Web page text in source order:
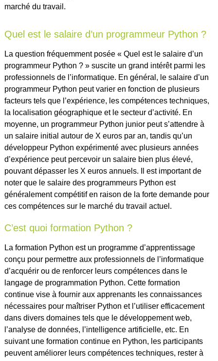
marché du travail.
Quel est le salaire d’un programmeur Python ?
La question fréquemment posée « Quel est le salaire d’un
programmeur Python ? » suscite un grand intérêt parmi les
professionnels de l’informatique. En général, le salaire d’un
programmeur Python peut varier en fonction de plusieurs
facteurs tels que l’expérience, les compétences techniques,
la localisation géographique et le secteur d’activité. En
moyenne, un programmeur Python junior peut s’attendre à
un salaire initial autour de X euros par an, tandis qu’un
développeur Python expérimenté avec plusieurs années
d’expérience peut percevoir un salaire bien plus élevé,
pouvant dépasser les X euros annuels. Il est important de
noter que le salaire des programmeurs Python est
généralement compétitif en raison de la forte demande pour
ces compétences sur le marché du travail actuel.
C’est quoi formation Python ?
La formation Python est un programme d’apprentissage
conçu pour permettre aux professionnels de l’informatique
d’acquérir ou de renforcer leurs compétences dans le
langage de programmation Python. Cette formation
continue vise à fournir aux apprenants les connaissances
nécessaires pour maîtriser Python et l’utiliser efficacement
dans divers domaines tels que le développement web,
l’analyse de données, l’intelligence artificielle, etc. En
suivant une formation continue en Python, les participants
peuvent améliorer leurs compétences techniques, rester à